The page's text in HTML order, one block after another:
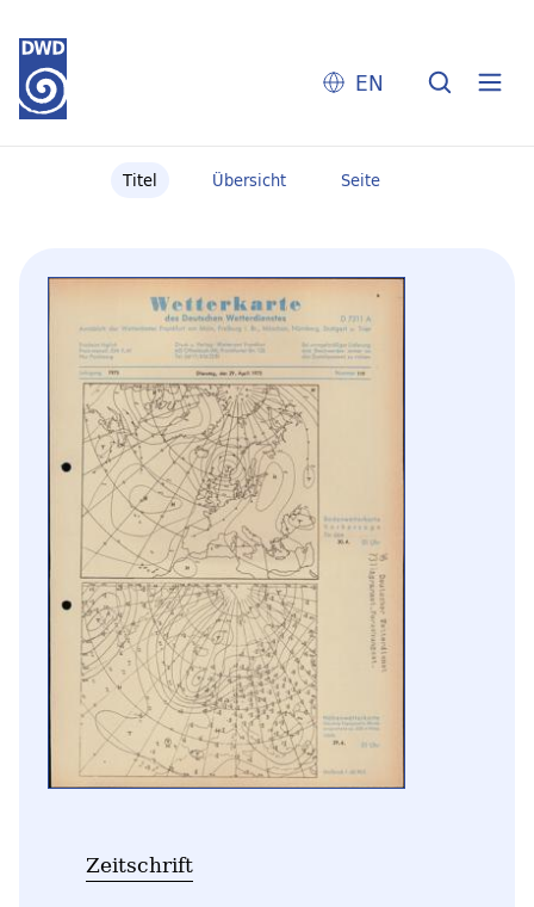
EN
Titel Übersicht Seite
Zeitschrift